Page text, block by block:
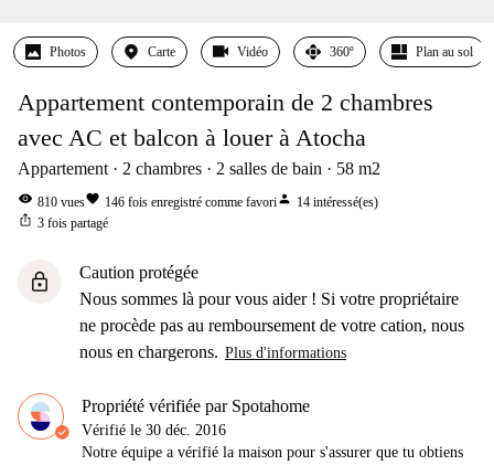
Photos Carte Vidéo 360º Plan au sol
Appartement contemporain de 2 chambres
avec AC et balcon à louer à Atocha
Appartement 2 chambres 2 salles de bain 58 m2
visibility 810 vuesfavorite 146 fois enregistré comme favoriperson 14 intéressé(es)
ios_share 3 fois partagé
lock
Caution protégée
Nous sommes là pour vous aider ! Si votre propriétaire
ne procède pas au remboursement de votre cation, nous
nous en chargerons. Plus d'informations
Propriété vérifiée par Spotahome
Vérifié le 30 déc. 2016
Notre équipe a vérifié la maison pour s'assurer que tu obtiens